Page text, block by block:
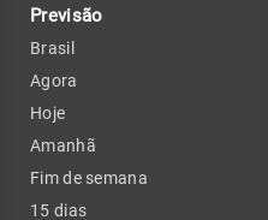
Previsão
Brasil
Agora
Hoje
Amanhã
Fim de semana
15 dias